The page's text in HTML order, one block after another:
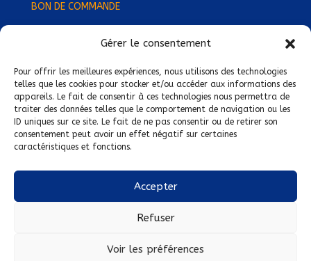
Gérer le consentement
Pour offrir les meilleures expériences, nous utilisons des technologies
telles que les cookies pour stocker et/ou accéder aux informations des
appareils. Le fait de consentir à ces technologies nous permettra de
traiter des données telles que le comportement de navigation ou les
ID uniques sur ce site. Le fait de ne pas consentir ou de retirer son
consentement peut avoir un effet négatif sur certaines
caractéristiques et fonctions.
Accepter
Refuser
Voir les préférences
BON DE COMMANDE
Devenez Délégué·e Régional·e !
Trouvez-nous près de chez vous !
Mentions légales
Conditions générales de vente
Politique de confidentialité